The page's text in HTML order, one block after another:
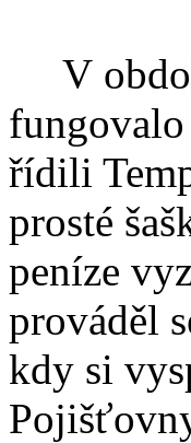
V
řídili
prosté
peníze
prováděl
kdy si